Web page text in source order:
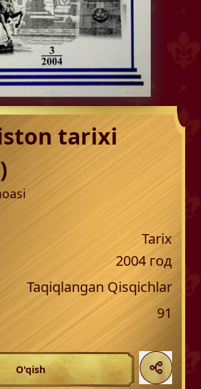
tarixi
Tarix
2004год
Taqiqlangan Qisqichlar
91
O'qish